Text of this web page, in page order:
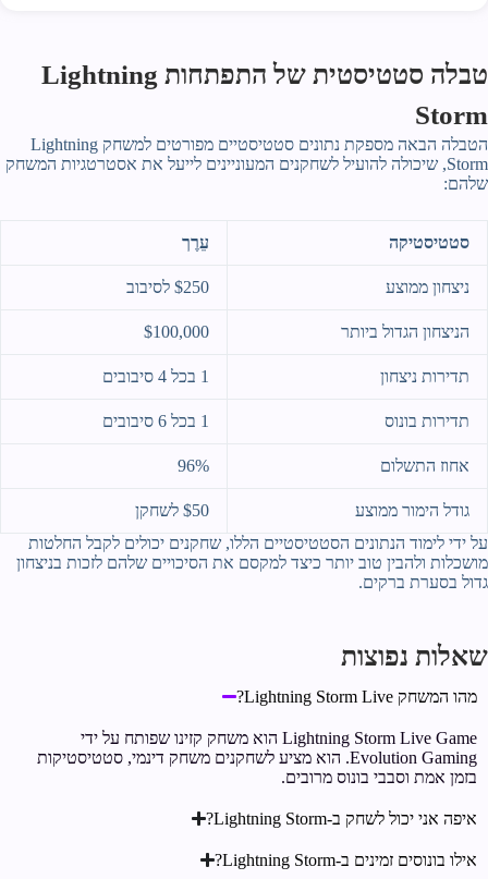
טבלה סטטיסטית של התפתחות Lightning
Storm
הטבלה הבאה מספקת נתונים סטטיסטיים מפורטים למשחק Lightning
Storm, שיכולה להועיל לשחקנים המעוניינים לייעל את אסטרטגיות המשחק
שלהם:
סטטיסטיקה עֵרֶך
ניצחון ממוצע $250 לסיבוב
הניצחון הגדול ביותר $100,000
תדירות ניצחון 1 בכל 4 סיבובים
תדירות בונוס 1 בכל 6 סיבובים
אחוז התשלום 96%
גודל הימור ממוצע
$50 לשחקן
על ידי לימוד הנתונים הסטטיסטיים הללו, שחקנים יכולים לקבל החלטות
מושכלות ולהבין טוב יותר כיצד למקסם את הסיכויים שלהם לזכות בניצחון
גדול בסערת ברקים.
שאלות נפוצות
מהו המשחק Lightning Storm Live?
Lightning Storm Live Game הוא משחק קזינו שפותח על ידי
Evolution Gaming. הוא מציע לשחקנים משחק דינמי, סטטיסטיקות
בזמן אמת וסבבי בונוס מרובים.
איפה אני יכול לשחק ב-Lightning Storm?
אילו בונוסים זמינים ב-Lightning Storm?